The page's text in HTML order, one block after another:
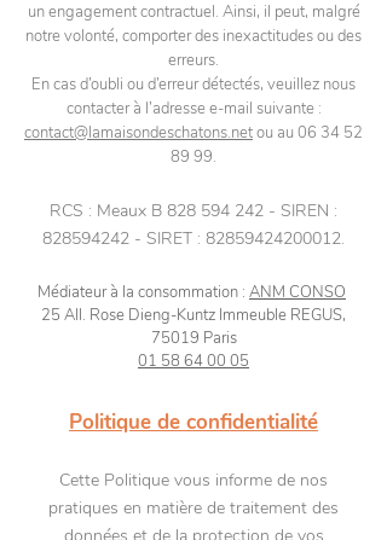
un engagement contractuel. Ainsi, il peut, malgré
notre volonté, comporter des inexactitudes ou des
erreurs.
En cas d’oubli ou d’erreur détectés, veuillez nous
contacter à l’adresse e-mail suivante :
contact@lamaisondeschatons.netou au 06 34 52
89 99.
RCS : Meaux B 828 594 242 - SIREN :
828594242 - SIRET : 82859424200012.
Politique de confidentialité
Cette Politique vous informe de nos
pratiques en matière de traitement des
Médiateur à la consommation : ANM CONSO
25 All. Rose Dieng-Kuntz Immeuble REGUS,
75019 Paris
01 58 64 00 05